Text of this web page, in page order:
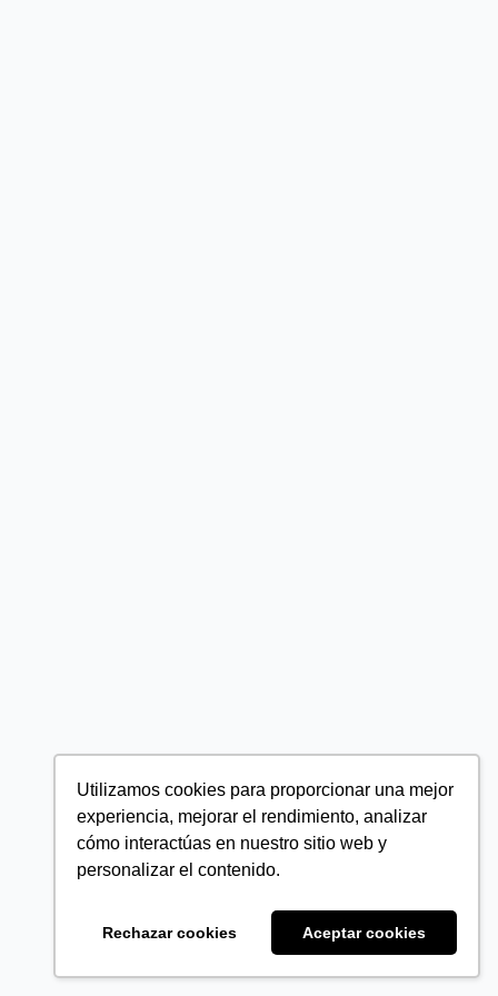
Utilizamos cookies para proporcionar una mejor
experiencia, mejorar el rendimiento, analizar
cómo interactúas en nuestro sitio web y
personalizar el contenido.
Rechazar cookies Aceptar cookies